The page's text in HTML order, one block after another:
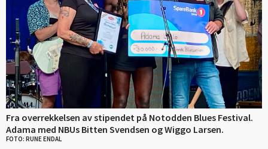
Fra overrekkelsen av stipendet på Notodden Blues Festival.
Adama med NBUs Bitten Svendsen og Wiggo Larsen.
FOTO: RUNE ENDAL